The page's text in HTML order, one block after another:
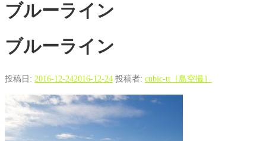
ブルーライン
ブルーライン
投稿日: 2016-12-242016-12-24 投稿者: cubic-tt［島空撮］